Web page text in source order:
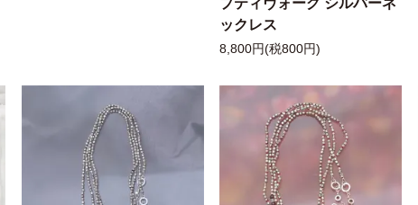
ックレス
8,800円(税800円)